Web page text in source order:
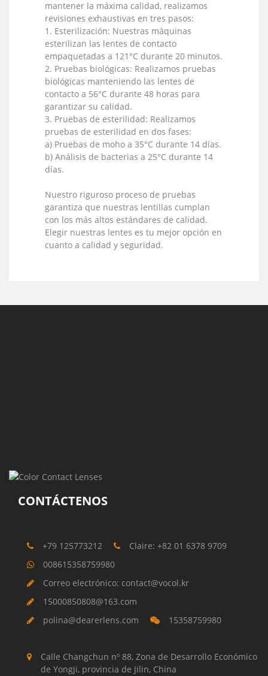
mantener la máxima calidad, realizamos
revisiones exhaustivas en tres pasos:
1. Esterilización: Nuestras máquinas
esterilizan las lentes de contacto
empaquetadas a 121°C durante 20 minutos.
2. Pruebas biológicas: Realizamos pruebas
biológicas manteniendo las lentes de
contacto a 56°C durante 48 horas para
garantizar su calidad.
3. Pruebas de esterilidad: Realizamos
pruebas de esterilidad en dos fases:
a) Pruebas de moho a 35°C durante 14 días.
b) Análisis de bacterias a 25°C durante 14
días.
Nuestro riguroso proceso de pruebas
garantiza que nuestras lentillas cumplan
con los más altos estándares de calidad.
Elegir nuestras lentes es tu mejor opción en
cuanto a calidad y seguridad.
CONTÁCTENOS
+79 125773212
Claire: +82 01 6378 9709
008615358759980
Correo electrónico: contact@vocol.kr
15000850808@163.com
polina@dearerlens.com
15358759980
Calle Changchun nº 88, Zona de Desarrollo Económico
de Yongji, provincia de Jilin, China